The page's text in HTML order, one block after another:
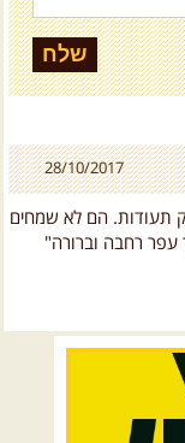
28/10/2017
תעודות. הם לא שמחים